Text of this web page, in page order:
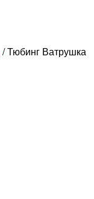
/ Тюбинг Ватрушка